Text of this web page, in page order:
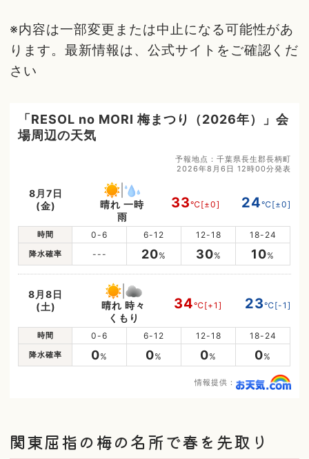
※内容は一部変更または中止になる可能性があ
ります。最新情報は、公式サイトをご確認くだ
さい
「RESOL no MORI 梅まつり（2026年）」会
場周辺の天気
予報地点：千葉県長生郡長柄町
2026年8月6日 12時00分発表
8月7日
(金)
晴れ 一時
雨
33℃[±0] 24℃[±0]
時間 0-6 6-12 12-18 18-24
降水確率 --- 20% 30% 10%
8月8日
(土)
晴れ 時々
くもり
34℃[+1] 23℃[-1]
時間 0-6 6-12 12-18 18-24
降水確率 0% 0% 0% 0%
情報提供：
関東屈指の梅の名所で春を先取り